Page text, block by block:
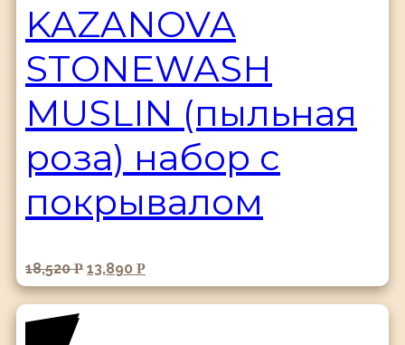
KAZANOVA
STONEWASH
MUSLIN (пыльная
роза) набор с
покрывалом
18,520Р 13,890 Р